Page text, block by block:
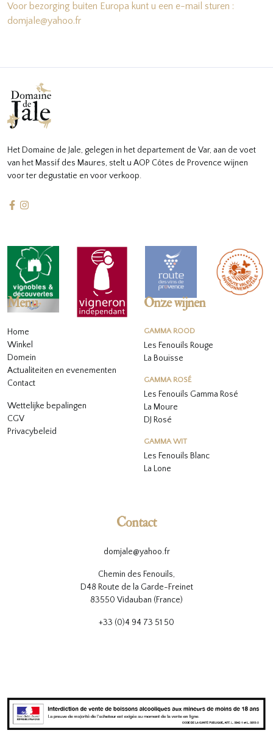
Voor bezorging buiten Europa kunt u een e-mail sturen :
domjale@yahoo.fr
Het Domaine de Jale, gelegen in het departement de Var, aan de voet
van het Massif des Maures, stelt u AOP Côtes de Provence wijnen
voor ter degustatie en voor verkoop.
Menu
Home
Winkel
Domein
Actualiteiten en evenementen
Contact
Wettelijke bepalingen
CGV
Privacybeleid
Onze wijnen
GAMMA ROOD
Les Fenouils Rouge
La Bouïsse
GAMMA ROSÉ
Les Fenouils Gamma Rosé
La Moure
DJ Rosé
GAMMA WIT
Les Fenouils Blanc
La Lone
Contact
domjale@yahoo.fr
Chemin des Fenouils,
D48 Route de la Garde-Freinet
83550 Vidauban (France)
+33 (0)4 94 73 51 50